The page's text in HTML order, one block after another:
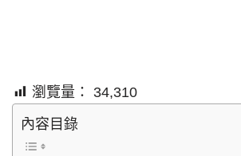
瀏覽量： 34,310
內容目錄